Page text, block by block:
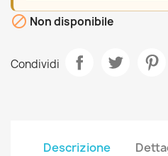
 Non disponibile
Condividi
Descrizione